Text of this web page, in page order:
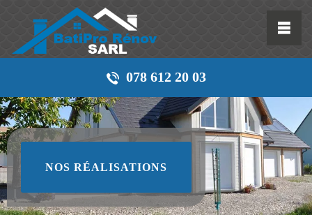
078 612 20 03
NOS RÉALISATIONS